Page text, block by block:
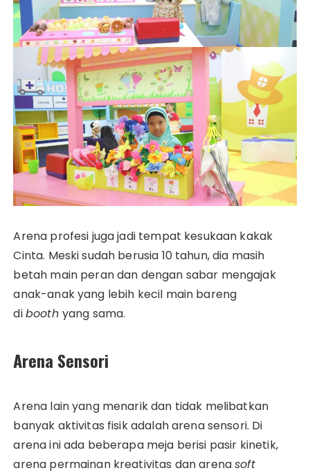
Arena profesi juga jadi tempat kesukaan kakak
Cinta. Meski sudah berusia 10 tahun, dia masih
betah main peran dan dengan sabar mengajak
anak-anak yang lebih kecil main bareng
dibooth yang sama.
Arena Sensori
Arena lain yang menarik dan tidak melibatkan
banyak aktivitas fisik adalah arena sensori. Di
arena ini ada beberapa meja berisi pasir kinetik,
arena permainan kreativitas dan arenasoft